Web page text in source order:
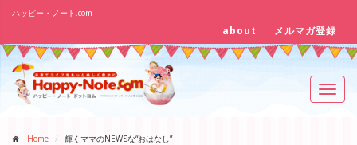
ハッピー・ノート.com
about メルマガ登録
Home
輝くママのNEWSな“おはなし”